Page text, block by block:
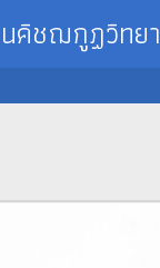
นคิชฌกูฏวิทยา